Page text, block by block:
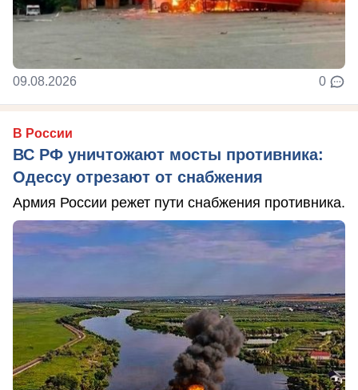
09.08.2026 0
В России
ВС РФ уничтожают мосты противника:
Одессу отрезают от снабжения
Армия России режет пути снабжения противника.